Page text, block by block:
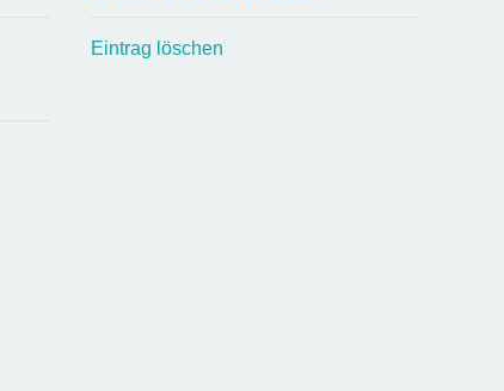
Eintrag löschen